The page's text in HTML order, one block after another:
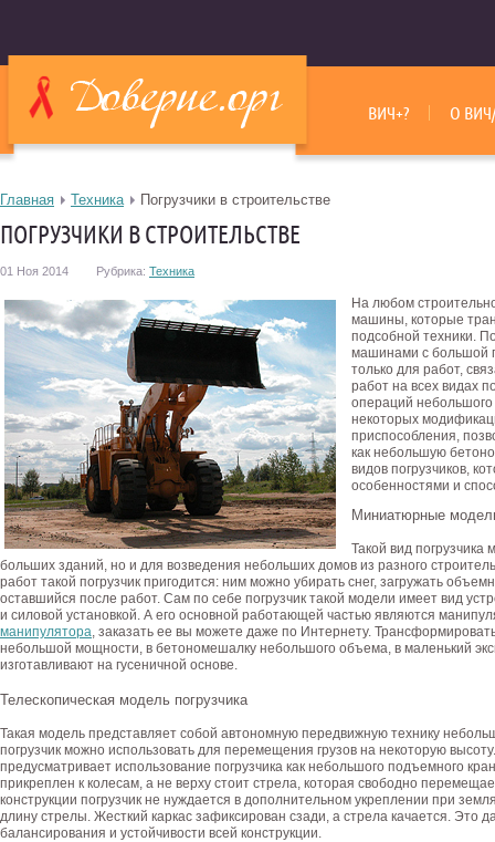
ВИЧ+? О
Главная Техника Погрузчики в строительстве
ПОГРУЗЧИКИ В СТРОИТЕЛЬСТВЕ
01 Ноя 2014 Рубрика: Техника
На любом
машины, которые
подсобной техники.
машинами с большой
только для работ,
работ на всех видах
операций
некоторых
приспособления,
как небольшую
видов погрузчиков,
особенностями и
Миниатюрные
Такой вид погрузчика
больших зданий, но и для возведения небольших домов из разного
работ такой погрузчик пригодится: ним можно убирать снег, загружать
оставшийся после работ. Сам по себе погрузчик такой модели имеет вид
и силовой установкой. А его основной работающей частью являются
манипулятора, заказать ее вы можете даже по Интернету.
небольшой мощности, в бетономешалку небольшого объема, в маленький
изготавливают на гусеничной основе.
Телескопическая модель погрузчика
Такая модель представляет собой автономную передвижную технику
погрузчик можно использовать для перемещения грузов на некоторую
предусматривает использование погрузчика как небольшого подъемного
прикреплен к колесам, а не верху стоит стрела, которая свободно
конструкции погрузчик не нуждается в дополнительном укреплении при
длину стрелы. Жесткий каркас зафиксирован сзади, а стрела качается. Это
балансирования и устойчивости всей конструкции.